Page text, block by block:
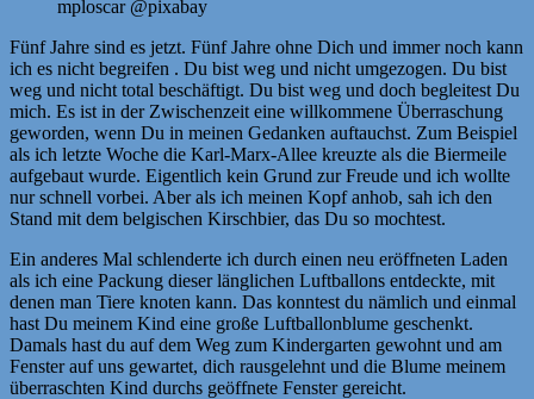
mploscar @pixabay
Fünf Jahre sind es jetzt. Fünf Jahre ohne Dich und immer noch kann
ich es nicht begreifen . Du bist weg und nicht umgezogen. Du bist
weg und nicht total beschäftigt. Du bist weg und doch begleitest Du
mich. Es ist in der Zwischenzeit eine willkommene Überraschung
geworden, wenn Du in meinen Gedanken auftauchst. Zum Beispiel
als ich letzte Woche die Karl-Marx-Allee kreuzte als die Biermeile
aufgebaut wurde. Eigentlich kein Grund zur Freude und ich wollte
nur schnell vorbei. Aber als ich meinen Kopf anhob, sah ich den
Stand mit dem belgischen Kirschbier, das Du so mochtest.
Ein anderes Mal schlenderte ich durch einen neu eröffneten Laden
als ich eine Packung dieser länglichen Luftballons entdeckte, mit
denen man Tiere knoten kann. Das konntest du nämlich und einmal
hast Du meinem Kind eine große Luftballonblume geschenkt.
Damals hast du auf dem Weg zum Kindergarten gewohnt und am
Fenster auf uns gewartet, dich rausgelehnt und die Blume meinem
überraschten Kind durchs geöffnete Fenster gereicht.